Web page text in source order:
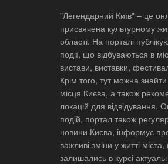
"Легендарний Київ" – це
присвячена культурному
області. На порталі
події, що відбуваються в
вистави, виставки,
Крім того, тут можна
місця Києва, а також
локацій для відвідування.
подій, портал також
новини Києва, інформує про
важливі зміни у житті
залишались в курсі